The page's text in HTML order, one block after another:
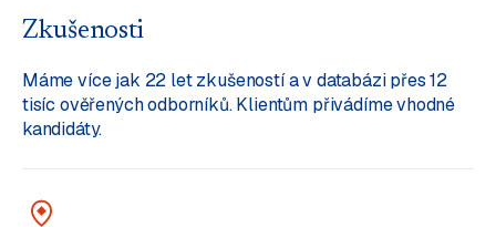
Zkušenosti
Máme více jak 22 let zkušeností a v databázi přes 12
tisíc ověřených odborníků. Klientům přivádíme vhodné
kandidáty.